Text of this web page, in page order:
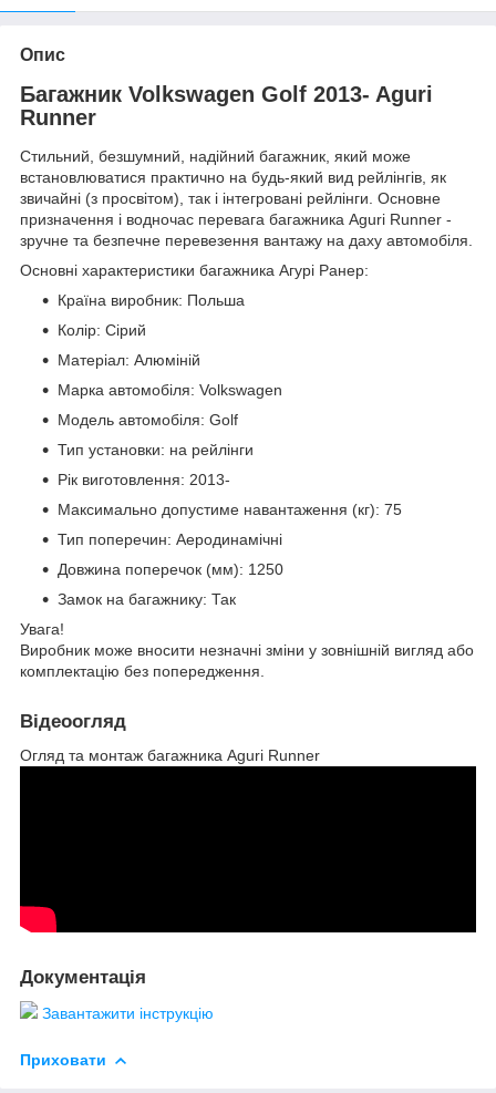
Опис
Багажник Volkswagen Golf 2013- Aguri
Runner
Стильний, безшумний, надійний багажник, який може
встановлюватися практично на будь-який вид рейлінгів, як
звичайні (з просвітом), так і інтегровані рейлінги. Основне
призначення і водночас перевага багажника Aguri Runner -
зручне та безпечне перевезення вантажу на даху автомобіля.
Основні характеристики багажника Агурі Ранер:
Країна виробник: Польша
Колір: Сірий
Матеріал: Алюміній
Марка автомобіля: Volkswagen
Модель автомобіля: Golf
Тип установки: на рейлінги
Рік виготовлення: 2013-
Максимально допустиме навантаження (кг): 75
Тип поперечин: Аеродинамічні
Довжина поперечок (мм): 1250
Замок на багажнику: Так
Увага!
Виробник може вносити незначні зміни у зовнішній вигляд або
комплектацію без попередження.
Відеоогляд
Огляд та монтаж багажника Aguri Runner
Документація
Завантажити інструкцію
Приховати